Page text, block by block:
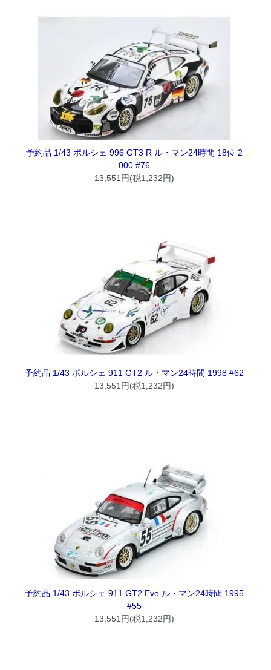
予約品 1/43 ポルシェ 996 GT3 R ル・マン24時間 18位 2
000 #76
13,551円(税1,232円)
予約品 1/43 ポルシェ 911 GT2 ル・マン24時間 1998 #62
13,551円(税1,232円)
予約品 1/43 ポルシェ 911 GT2 Evo ル・マン24時間 1995
#55
13,551円(税1,232円)